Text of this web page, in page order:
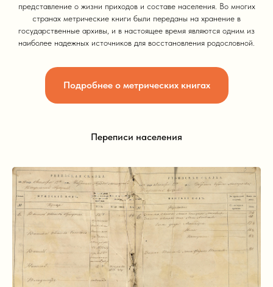
представление о жизни приходов и составе населения. Во многих
странах метрические книги были переданы на хранение в
государственные архивы, и в настоящее время являются одним из
наиболее надежных источников для восстановления родословной.
Подробнее о метрических книгах
Переписи населения